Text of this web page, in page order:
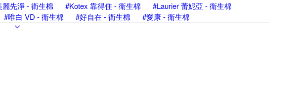
麗先淨 - 衛生棉 #Kotex 靠得住 - 衛生棉
#Laurier 蕾妮亞 - 衛生棉
#唯白 VD - 衛生棉 #好自在 - 衛生棉
#愛康 - 衛生棉